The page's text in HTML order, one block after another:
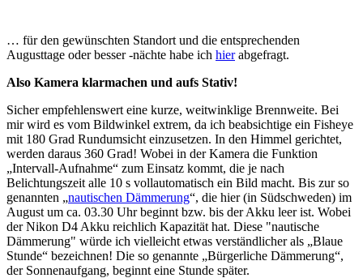
… für den gewünschten Standort und die entsprechenden
Augusttage oder besser -nächte habe ich hierabgefragt.
Also Kamera klarmachen und aufs Stativ!
Sicher empfehlenswert eine kurze, weitwinklige Brennweite. Bei
mir wird es vom Bildwinkel extrem, da ich beabsichtige ein Fisheye
mit 180 Grad Rundumsicht einzusetzen. In den Himmel gerichtet,
werden daraus 360 Grad! Wobei in der Kamera die Funktion
„Intervall-Aufnahme“ zum Einsatz kommt, die je nach
Belichtungszeit alle 10 s vollautomatisch ein Bild macht. Bis zur so
genannten „nautischen Dämmerung“, die hier (in Südschweden) im
August um ca. 03.30 Uhr beginnt bzw. bis der Akku leer ist. Wobei
der Nikon D4 Akku reichlich Kapazität hat. Diese "nautische
Dämmerung" würde ich vielleicht etwas verständlicher als „Blaue
Stunde“ bezeichnen! Die so genannte „Bürgerliche Dämmerung“,
der Sonnenaufgang, beginnt eine Stunde später.